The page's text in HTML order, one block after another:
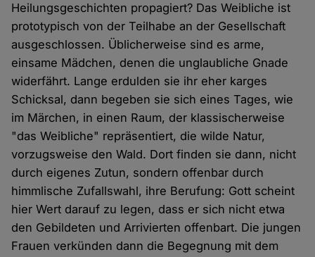
Heilungsgeschichten propagiert? Das Weibliche ist
prototypisch von der Teilhabe an der Gesellschaft
ausgeschlossen. Üblicherweise sind es arme,
einsame Mädchen, denen die unglaubliche Gnade
widerfährt. Lange erdulden sie ihr eher karges
Schicksal, dann begeben sie sich eines Tages, wie
im Märchen, in einen Raum, der klassischerweise
"das Weibliche" repräsentiert, die wilde Natur,
vorzugsweise den Wald. Dort finden sie dann, nicht
durch eigenes Zutun, sondern offenbar durch
himmlische Zufallswahl, ihre Berufung: Gott scheint
hier Wert darauf zu legen, dass er sich nicht etwa
den Gebildeten und Arrivierten offenbart. Die jungen
Frauen verkünden dann die Begegnung mit dem